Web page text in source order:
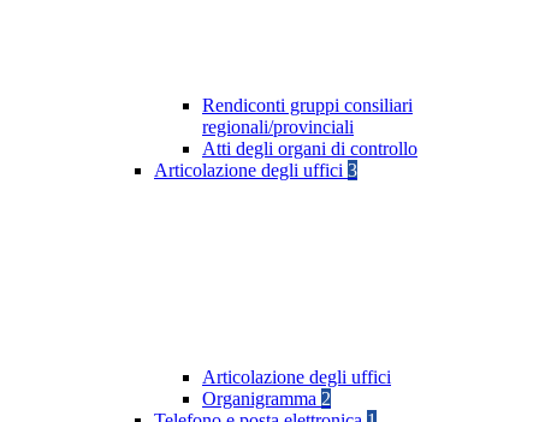
Rendiconti gruppi consiliari
regionali/provinciali
Atti degli organi di controllo
Articolazione degli uffici 3
Articolazione degli uffici
Organigramma 2